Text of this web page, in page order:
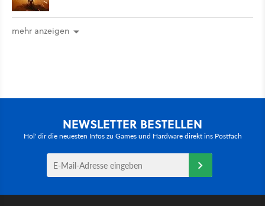
mehr anzeigen
NEWSLETTER BESTELLEN
Hol' dir die neuesten Infos zu Games und Hardware direkt ins Postfach